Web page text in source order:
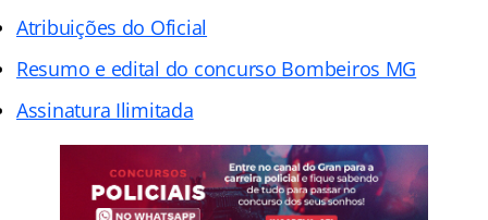
Atribuições do Oficial
Resumo e edital do concurso Bombeiros MG
Assinatura Ilimitada